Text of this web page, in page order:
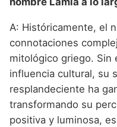
A: Históricamente, el
connotaciones
mitológico griego. Sin
influencia cultural, su
resplandeciente ha
transformando su
positiva y luminosa,